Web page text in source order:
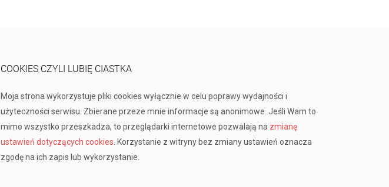
COOKIES CZYLI LUBIĘ CIASTKA
Moja strona wykorzystuje pliki cookies wyłącznie w celu poprawy wydajności i
użyteczności serwisu. Zbierane przeze mnie informacje są anonimowe. Jeśli Wam to
mimo wszystko przeszkadza, to przeglądarki internetowe pozwalają na zmianę
ustawień dotyczących cookies . Korzystanie z witryny bez zmiany ustawień oznacza
zgodę na ich zapis lub wykorzystanie.